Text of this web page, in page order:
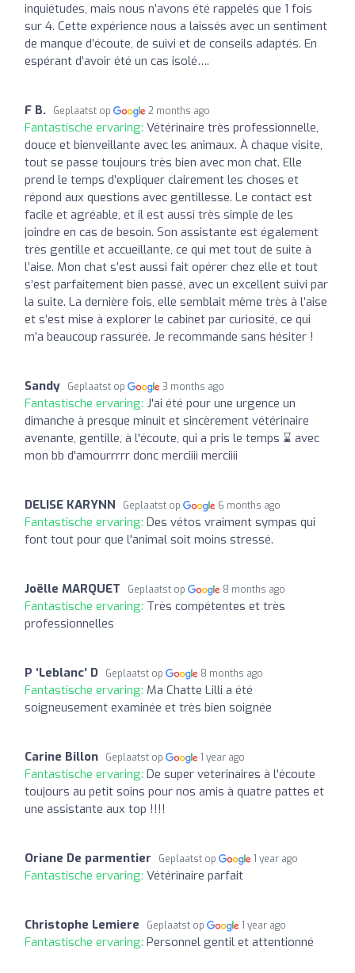
inquiétudes, mais nous n’avons été rappelés que 1 fois
sur 4. Cette expérience nous a laissés avec un sentiment
de manque d’écoute, de suivi et de conseils adaptés. En
espérant d’avoir été un cas isolé….
F B. Geplaatst op 2 months ago
Fantastische ervaring: Vétérinaire très professionnelle,
douce et bienveillante avec les animaux. À chaque visite,
tout se passe toujours très bien avec mon chat. Elle
prend le temps d’expliquer clairement les choses et
répond aux questions avec gentillesse. Le contact est
facile et agréable, et il est aussi très simple de les
joindre en cas de besoin. Son assistante est également
très gentille et accueillante, ce qui met tout de suite à
l’aise. Mon chat s’est aussi fait opérer chez elle et tout
s’est parfaitement bien passé, avec un excellent suivi par
la suite. La dernière fois, elle semblait même très à l’aise
et s’est mise à explorer le cabinet par curiosité, ce qui
m’a beaucoup rassurée. Je recommande sans hésiter !
Sandy Geplaatst op 3 months ago
Fantastische ervaring: J'ai été pour une urgence un
dimanche à presque minuit et sincèrement vétérinaire
avenante, gentille, à l'écoute, qui a pris le temps ⌛️ avec
mon bb d'amourrrrr donc merciiii merciiii
DELISE KARYNN Geplaatst op 6 months ago
Fantastische ervaring: Des vétos vraiment sympas qui
font tout pour que l'animal soit moins stressé.
Joëlle MARQUET Geplaatst op 8 months ago
Fantastische ervaring: Très compétentes et très
professionnelles
P ‘Leblanc’ D Geplaatst op 8 months ago
Fantastische ervaring: Ma Chatte Lilli a été
soigneusement examinée et très bien soignée
Carine Billon Geplaatst op 1 year ago
Fantastische ervaring: De super veterinaires à l'écoute
toujours au petit soins pour nos amis à quatre pattes et
une assistante aux top !!!!
Oriane De parmentier Geplaatst op 1 year ago
Fantastische ervaring: Vétérinaire parfait
Christophe Lemiere Geplaatst op 1 year ago
Fantastische ervaring: Personnel gentil et attentionné